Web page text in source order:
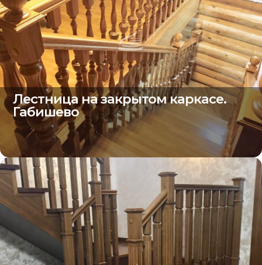
Лестница на закрытом каркасе.
Габишево